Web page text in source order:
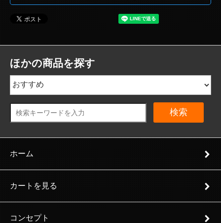
ほかの商品を探す
検索
ホーム
カートを見る
コンセプト